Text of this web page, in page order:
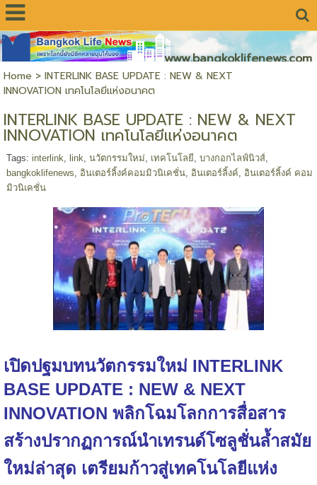
www.bangkoklifenews.com
Home > INTERLINK BASE UPDATE : NEW & NEXT
INNOVATION เทคโนโลยีแห่งอนาคต
INTERLINK BASE UPDATE : NEW & NEXT
INNOVATION เทคโนโลยีแห่งอนาคต
Tags: interlink link นวัตกรรมใหม่ เทคโนโลยี บางกอกไลฟ์นิวส์,
bangkoklifenews
อินเตอร์ลิ้งค์คอมมิวนิเคชั่น, อินเตอร์ลิ้งค์
อินเตอร์ลิ้งค์ คอม
มิวนิเคชั่น
เปิดปฐมบทนวัตกรรมใหม่ INTERLINK
BASE UPDATE : NEW & NEXT
INNOVATION พลิกโฉมโลกการสื่อสาร
สร้างปรากฏการณ์นำเทรนด์โซลูชั่นล้ำสมัย
ใหม่ล่าสุด เตรียมก้าวสู่เทคโนโลยีแห่ง